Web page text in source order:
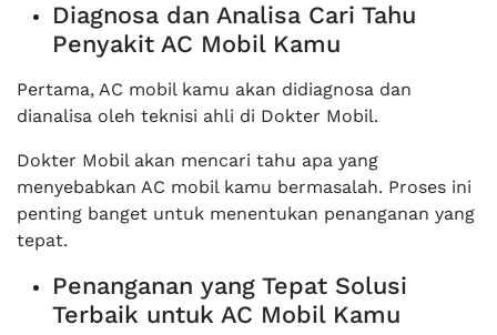
Diagnosa dan Analisa Cari Tahu
Penyakit AC Mobil Kamu
Pertama, AC mobil kamu akan didiagnosa dan
dianalisa oleh teknisi ahli di Dokter Mobil.
Dokter Mobil akan mencari tahu apa yang
menyebabkan AC mobil kamu bermasalah. Proses ini
penting banget untuk menentukan penanganan yang
tepat.
Penanganan yang Tepat Solusi
Terbaik untuk AC Mobil Kamu